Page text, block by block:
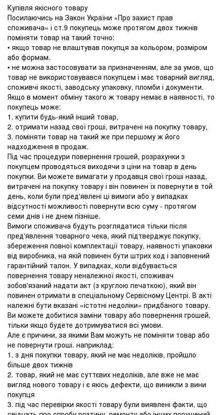
Купівля якісного товару
Посилаючись на Закон України «Про захист прав
споживача» і ст.9 покупець може протягом двох тижнів
поміняти товар на такий точно:
• якщо товар не влаштував покупця за кольором, розміром
або формам.
• не можна застосовувати за призначенням, але за умов, що
товар не використовувався покупцем і має товарний вигляд,
споживчі якості, заводську упаковку, пломби і документи.
Якщо в момент обміну такого ж товару немає в наявності, то
покупець може:
1. купити будь-який інший товар,
2. отримати назад свої гроші, витрачені на покупку товару,
3. поміняти товар на такий же при першому ж його
надходження в продаж.
Під час процедури повернення грошей, розрахунки з
покупцем проводяться виходячи з ціни на товар в день
покупки. Ви можете вимагати у продавця свої гроші назад,
витрачені на покупку товару і він повинен їх повернути в той
день, коли були пред'явлені ці вимоги або у випадках
відсутності можливості повернути всю суму - протягом
семи днів і не днем ​​пізніше.
Вимоги споживача будуть розглядатися тільки після
пред'явлення товарного чека, який підтверджує покупку,
збереження повної комплектації товару, наявності упаковки
від виробника, на якій повинен бути штрих код і заповнений
гарантійний талон. У випадках, коли відбувається
повернення товару неналежної якості, споживач
зобов'язаний надати акт (з круглою печаткою), який він
повинен отримати в спеціальному Сервісному Центрі. В акті
належні бути вказані «істотні недоліки» придбаного товару.
Ви можете добитися заміни товару або повернення грошей,
тільки якщо будете дотримуватися всі умови.
Але є причини, за якими Вам можуть не поміняти товар або
не повернути гроші. наприклад:
1. з дня покупки товару, який не має недоліків, пройшло
більше двох тижнів
2. товар, який не має суттєвих недоліків, але вже не має
вигляд нового товару і є якісь дефекти, що виникли з вини
покупця
3. під час перевірки якості товару були виявлені факти, що